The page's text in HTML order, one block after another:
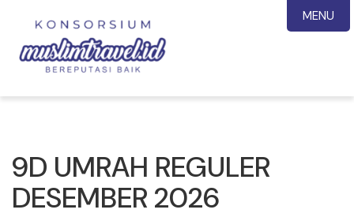
9D UMRAH REGULER
DESEMBER 2026
MENU